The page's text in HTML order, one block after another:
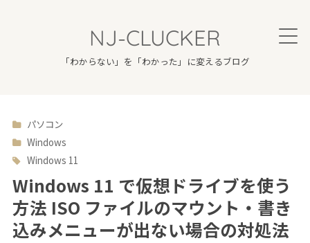
NJ-CLUCKER
「わからない」を「わかった」に変えるブログ
パソコン
Windows
Windows 11
Windows 11 で仮想ドライブを使う
方法 ISO ファイルのマウント・書き
込みメニューが出ない場合の対処法